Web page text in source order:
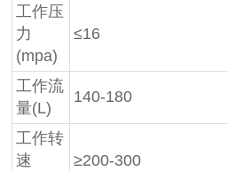
工作压
力
(mpa)
≤16
工作流
量(L)
140-180
工作转
速
≥200-300